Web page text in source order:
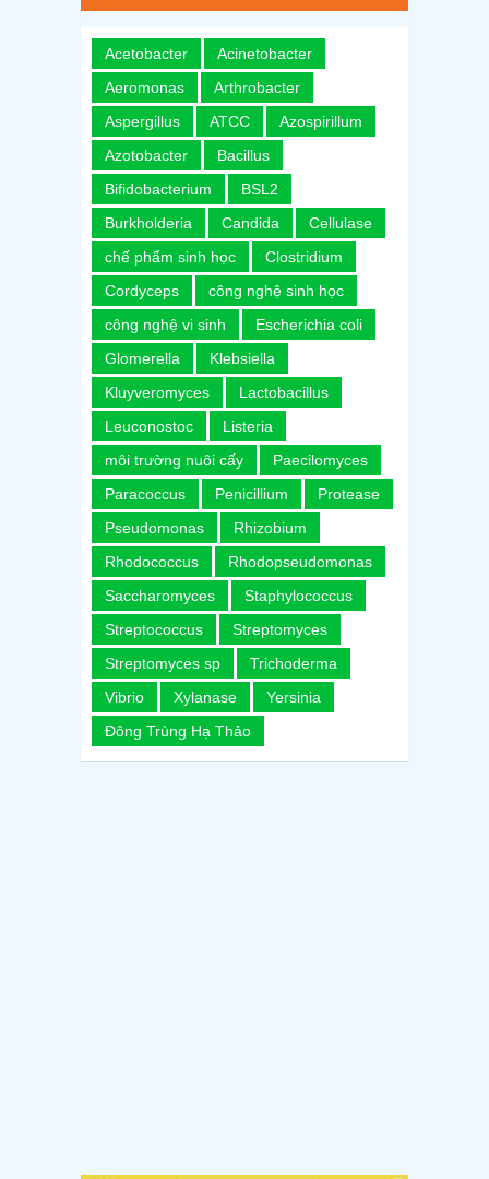
Acetobacter
Acinetobacter
Aeromonas
Arthrobacter
Aspergillus
ATCC
Azospirillum
Azotobacter
Bacillus
Bifidobacterium
BSL2
Burkholderia
Candida
Cellulase
chế phẩm sinh học
Clostridium
Cordyceps
công nghệ sinh học
công nghệ vi sinh
Escherichia coli
Glomerella
Klebsiella
Kluyveromyces
Lactobacillus
Leuconostoc
Listeria
môi trường nuôi cấy
Paecilomyces
Paracoccus
Penicillium
Protease
Pseudomonas
Rhizobium
Rhodococcus
Rhodopseudomonas
Saccharomyces
Staphylococcus
Streptococcus
Streptomyces
Streptomyces sp
Trichoderma
Vibrio
Xylanase
Yersinia
Đông Trùng Hạ Thảo